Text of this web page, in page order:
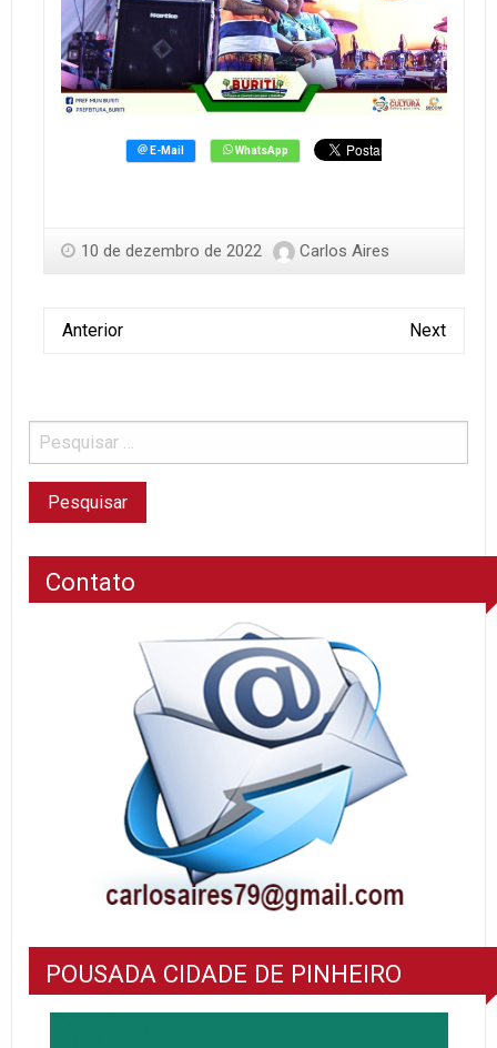
10 de dezembro de 2022 Carlos Aires
Anterior Next
Contato
POUSADA CIDADE DE PINHEIRO